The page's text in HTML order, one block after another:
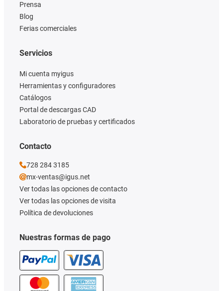
Prensa
Blog
Ferias comerciales
Nuestras formas de pago
Servicios
Mi cuenta myigus
Herramientas y configuradores
Catálogos
Portal de descargas CAD
Laboratorio de pruebas y certificados
Contacto
728 284 3185
mx-ventas@igus.net
Ver todas las opciones de contacto
Ver todas las opciones de visita
Política de devoluciones